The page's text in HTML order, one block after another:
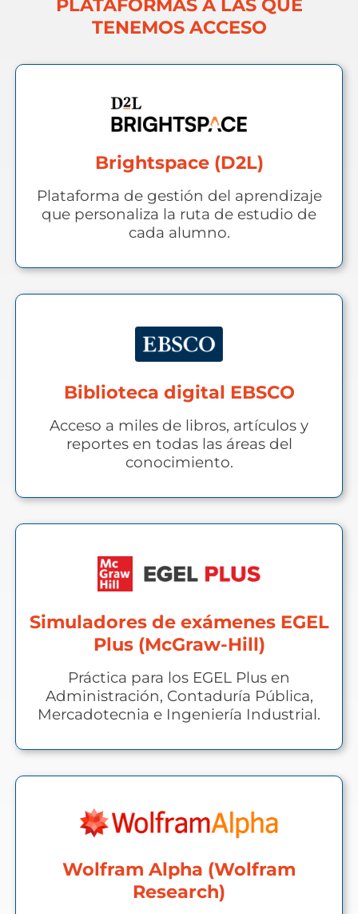
PLATAFORMAS A LAS QUE
TENEMOS ACCESO
Brightspace (D2L)
Plataforma de gestión del aprendizaje
que personaliza la ruta de estudio de
cada alumno.
Biblioteca digital EBSCO
Acceso a miles de libros, artículos y
reportes en todas las áreas del
conocimiento.
Simuladores de exámenes EGEL
Plus (McGraw-Hill)
Práctica para los EGEL Plus en
Administración, Contaduría Pública,
Mercadotecnia e Ingeniería Industrial.
Wolfram Alpha (Wolfram
Research)